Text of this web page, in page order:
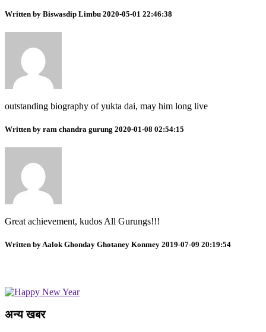
Written by Biswasdip Limbu 2020-05-01 22:46:38
outstanding biography of yukta dai, may him long live
Written by ram chandra gurung 2020-01-08 02:54:15
Great achievement, kudos All Gurungs!!!
Written by Aalok Ghonday Ghotaney Konmey 2019-07-09 20:19:54
अन्य खबर